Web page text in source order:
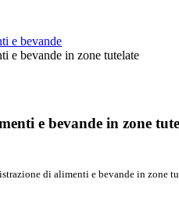
e bevande
e bevande in zone tutelate
e bevande in zone
di alimenti e bevande in zone